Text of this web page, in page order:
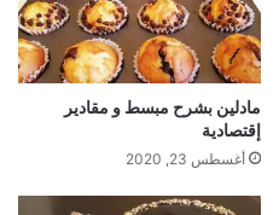
مادلين بشرح مبسط و مقادير
إقتصادية
أغسطس 23, 2020